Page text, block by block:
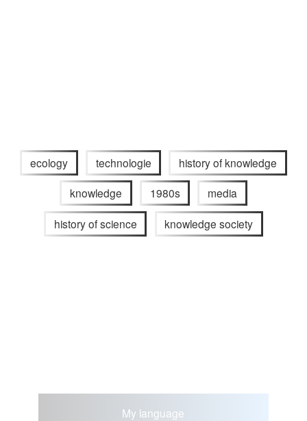
ecology technologie history of knowledge
knowledge 1980s media
history of science knowledge society
My language